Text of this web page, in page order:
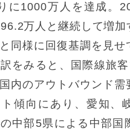
に1000万人を達成。
万人と継続して増加
同様に回復基調を見せ
をみると、国際線旅
内のアウトバウンド需
傾向にあり、愛知、
中部5県による中部国